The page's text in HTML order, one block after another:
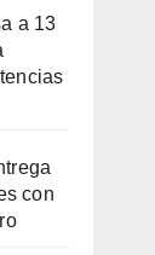
a 13
con